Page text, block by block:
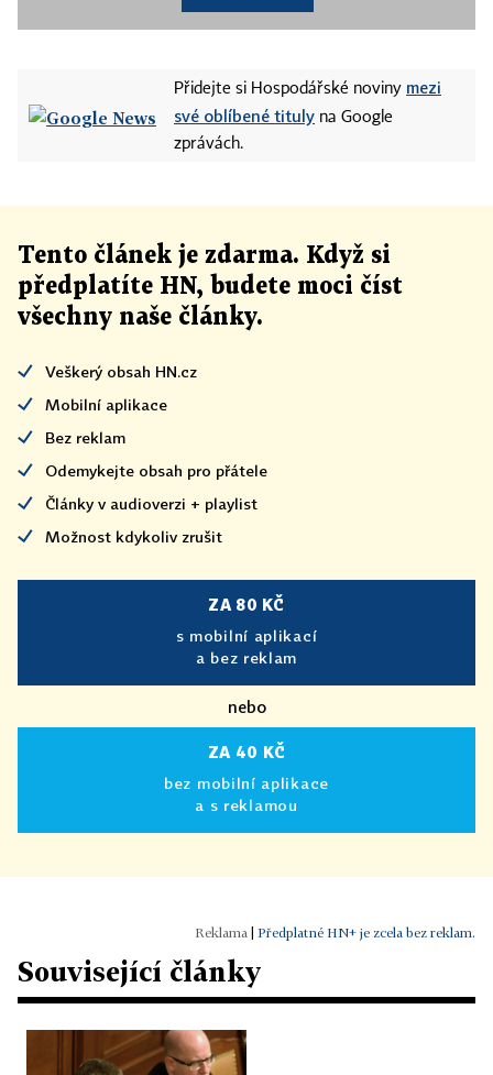
Přidejte si Hospodářské noviny mezi
své oblíbené tituly na Google
zprávách.
Tento článek je zdarma. Když si
předplatíte HN, budete moci číst
všechny naše články.
Veškerý obsah HN.cz
Mobilní aplikace
Bez reklam
Odemykejte obsah pro přátele
Články v audioverzi + playlist
Možnost kdykoliv zrušit
ZA 80 KČ
s mobilní aplikací
a bez reklam
nebo
ZA 40 KČ
bez mobilní aplikace
a s reklamou
Předplatné HN+ je zcela bez reklam.
Související články